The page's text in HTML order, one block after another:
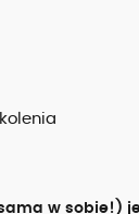
w sobie!)